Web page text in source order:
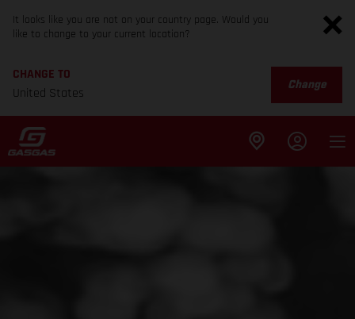
It looks like you are not on your country page. Would you
like to change to your current location?
CHANGE TO
United States
Change